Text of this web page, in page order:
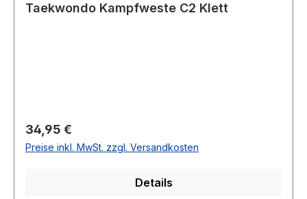
Taekwondo Kampfweste C2 Klett
Regulärer Preis:
34,95 €
Preise inkl. MwSt. zzgl. Versandkosten
Details